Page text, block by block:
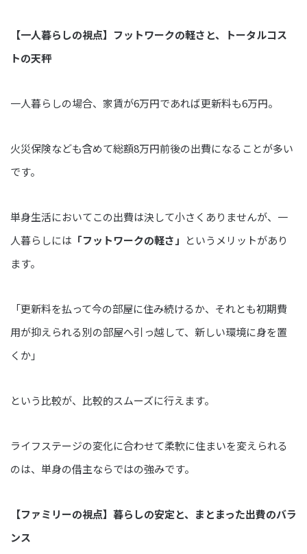
【一人暮らしの視点】フットワークの軽さと、トータルコス
トの天秤
一人暮らしの場合、家賃が6万円であれば更新料も6万円。
火災保険なども含めて総額8万円前後の出費になることが多い
です。
単身生活においてこの出費は決して小さくありませんが、一
人暮らしには 「フットワークの軽さ」 というメリットがあり
ます。
「更新料を払って今の部屋に住み続けるか、それとも初期費
用が抑えられる別の部屋へ引っ越して、新しい環境に身を置
くか」
という比較が、比較的スムーズに行えます。
ライフステージの変化に合わせて柔軟に住まいを変えられる
のは、単身の借主ならではの強みです。
【ファミリーの視点】暮らしの安定と、まとまった出費のバラ
ンス